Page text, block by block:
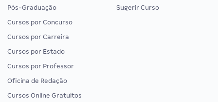
Pós-Graduação
Cursos por Concurso
Cursos por Carreira
Cursos por Estado
Cursos por Professor
Oficina de Redação
Cursos Online Gratuitos
Sugerir Curso